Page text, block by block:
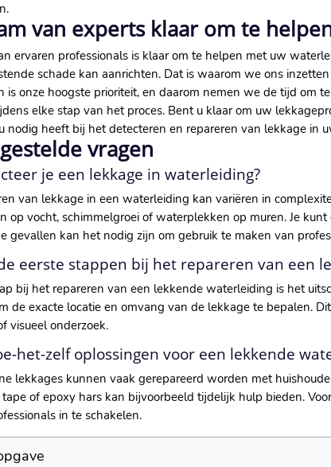
van experts klaar om te
ervaren professionals is klaar om te helpen met uw
schade kan aanrichten. Dat is waarom we ons
is onze hoogste prioriteit, en daarom nemen we de tijd om
elke stap van het proces. Bent u klaar om uw
nodig heeft bij het detecteren en repareren van lekkage in
vragen
je een lekkage in waterleiding?
van lekkage in een waterleiding kan variëren in
op vocht, schimmelgroei of waterplekken op muren. Je
gevallen kan het nodig zijn om gebruik te maken van
eerste stappen bij het repareren van een
bij het repareren van een lekkende waterleiding is het
de exacte locatie en omvang van de lekkage te bepalen.
visueel onderzoek.
het-zelf oplossingen voor een lekkende
lekkages kunnen vaak gerepareerd worden met
of epoxy hars kan bijvoorbeeld tijdelijk hulp bieden.
in te schakelen.